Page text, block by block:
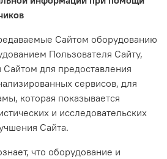
Сайтом оборудованию
Пользователя Сайту,
Сайтом для предоставления
сервисов, для
которая показывается
и исследовательских
Сайта.
что оборудование и